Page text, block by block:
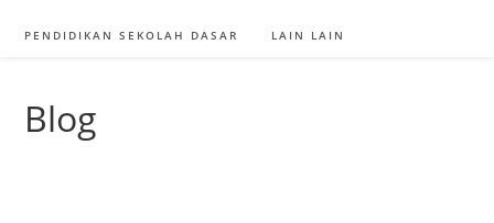
PENDIDIKAN SEKOLAH DASAR LAIN LAIN
Blog